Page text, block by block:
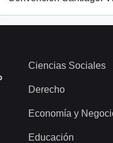
Ciencias Sociales
Derecho
Economía y
Educación